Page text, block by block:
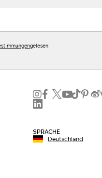
gelesen
SPRACHE
Deutschland